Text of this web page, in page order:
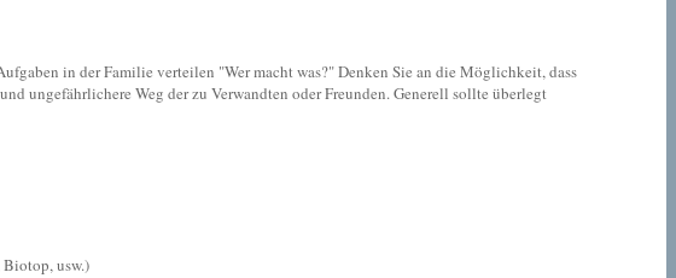
in der Familie verteilen "Wer macht was?" Denken Sie an die Möglichkeit, dass
ungefährlichere Weg der zu Verwandten oder Freunden. Generell sollte überlegt
usw.)